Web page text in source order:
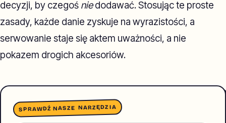
decyzji, by czegoś niedodawać. Stosując te proste
zasady, każde danie zyskuje na wyrazistości, a
serwowanie staje się aktem uważności, a nie
pokazem drogich akcesoriów.
SPRAWDŹ NASZE NARZĘDZIA